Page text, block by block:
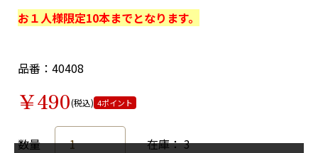
お１人様限定10本までとなります。
品番：40408
￥490(税込) 4ポイント
数量 在庫： 3